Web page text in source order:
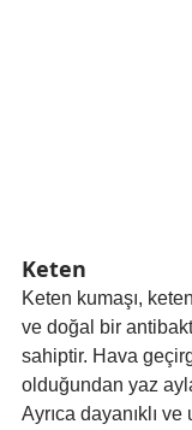
Keten
Keten kumaşı,
ve doğal bir
sahiptir. Hava
olduğundan yaz
Ayrıca dayanıklı